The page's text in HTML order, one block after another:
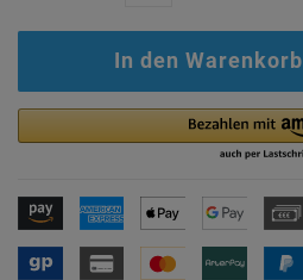
In den Warenkorb